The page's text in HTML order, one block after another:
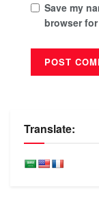
Save my
browser
Translate: